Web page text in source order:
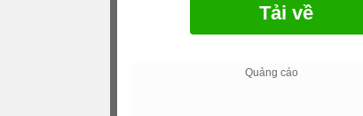
Tải về